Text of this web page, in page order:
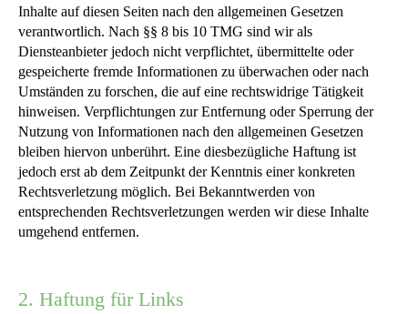
Inhalte auf diesen Seiten nach den allgemeinen Gesetzen
verantwortlich. Nach §§ 8 bis 10 TMG sind wir als
Diensteanbieter jedoch nicht verpflichtet, übermittelte oder
gespeicherte fremde Informationen zu überwachen oder nach
Umständen zu forschen, die auf eine rechtswidrige Tätigkeit
hinweisen. Verpflichtungen zur Entfernung oder Sperrung der
Nutzung von Informationen nach den allgemeinen Gesetzen
bleiben hiervon unberührt. Eine diesbezügliche Haftung ist
jedoch erst ab dem Zeitpunkt der Kenntnis einer konkreten
Rechtsverletzung möglich. Bei Bekanntwerden von
entsprechenden Rechtsverletzungen werden wir diese Inhalte
umgehend entfernen.
2. Haftung für Links